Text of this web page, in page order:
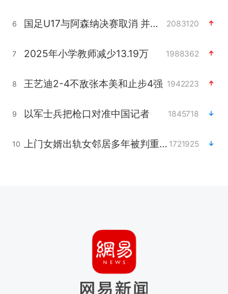
6 国足U17与阿森纳决赛取消 并列冠军 2083120
7 2025年小学教师减少13.19万 1988362
8 王艺迪2-4不敌张本美和止步4强 1942223
9 以军士兵把枪口对准中国记者 1845718
10 上门女婿出轨女邻居多年被判重婚罪 1721925